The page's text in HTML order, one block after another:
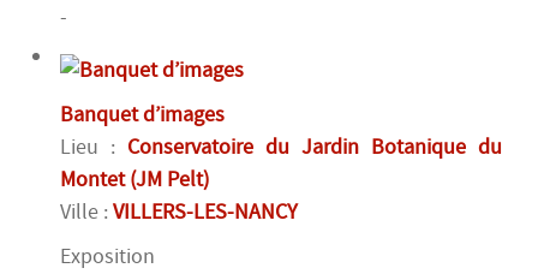
-
Banquet d’images
Lieu : Conservatoire du Jardin Botanique du
Montet (JM Pelt)
Ville : VILLERS-LES-NANCY
Exposition